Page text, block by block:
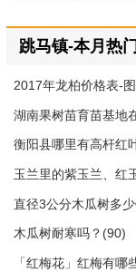
跳马镇-本月热门
2017年龙柏价格表-
湖南果树苗育苗基地
衡阳县哪里有高杆红
玉兰里的紫玉兰、红
直径3公分木瓜树多
木瓜树耐寒吗？(90)
「红梅花」红梅有